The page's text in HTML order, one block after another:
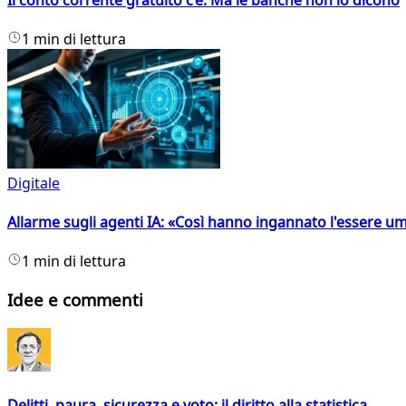
1 min di lettura
Digitale
Allarme sugli agenti IA: «Così hanno ingannato l'essere
1 min di lettura
Idee e commenti